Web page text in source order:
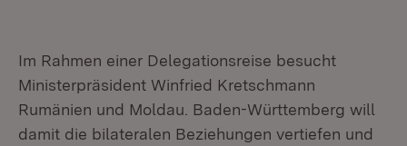
Im Rahmen einer Delegationsreise besucht
Ministerpräsident Winfried Kretschmann
Rumänien und Moldau. Baden-Württemberg will
damit die bilateralen Beziehungen vertiefen und